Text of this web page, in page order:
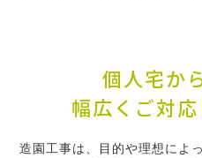
個人宅か
幅広くご対
造園工事は、目的や理想によ